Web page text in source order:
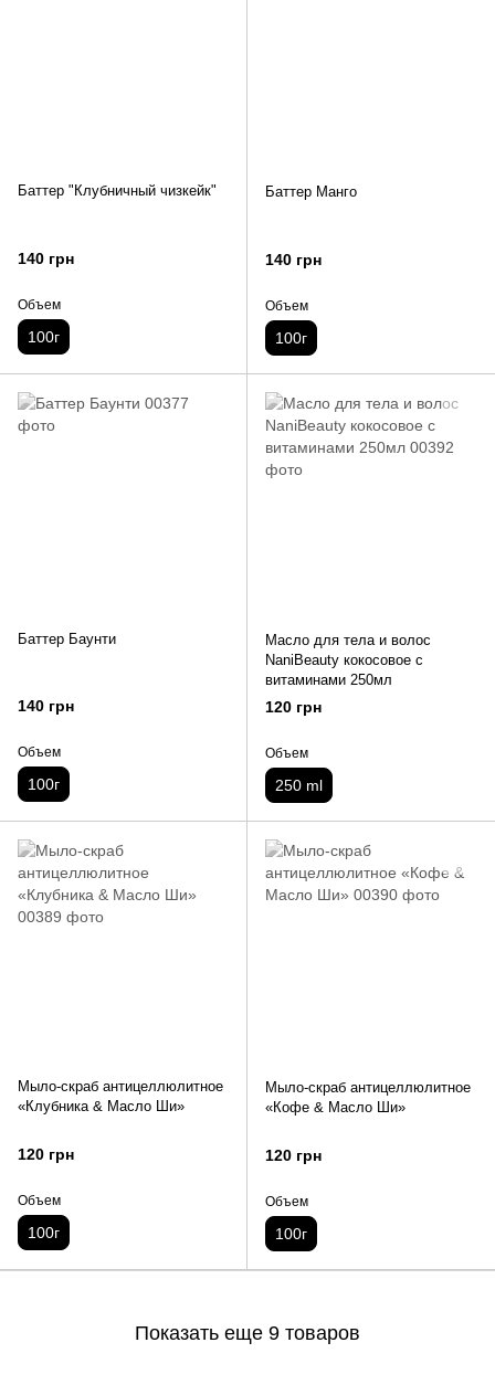
Баттер "Клубничный чизкейк"
140 грн
Объем
100г
Баттер Манго
140 грн
Объем
100г
Баттер Баунти
140 грн
Объем
100г
Масло для тела и волос
NaniBeauty кокосовое с
витаминами 250мл
120 грн
Объем
250 ml
Мыло-скраб антицеллюлитное
«Клубника & Масло Ши»
120 грн
Объем
100г
Мыло-скраб антицеллюлитное
«Кофе & Масло Ши»
120 грн
Объем
100г
Показать еще 9 товаров